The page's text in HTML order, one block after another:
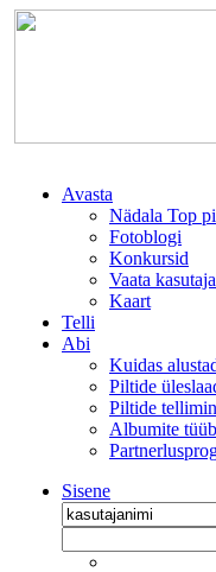
Avasta
Nädala Top
Fotoblogi
Konkursid
Vaata
Kaart
Telli
Abi
Kuidas
Piltide
Piltide
Albumite
Sisene